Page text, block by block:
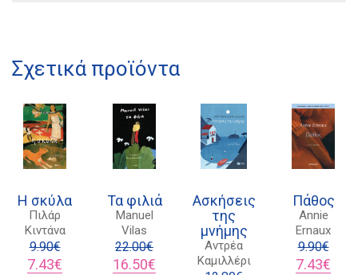
Σχετικά προϊόντα
Η σκύλα
Πιλάρ
Κιντάνα
9.90€
Original
7.43€
Τα φιλιά
Manuel
Vilas
22.00€
Original
16.50€
Ασκήσεις
της
μνήμης
Αντρέα
Καμιλλέρι
Πάθος
Annie
Ernaux
9.90€
Original
7.43€
kombrai.bs@gmail.com
Πολιτική προστασίας δεδομένων
Πολιτική επιστροφών
Όροι χρήσης
Αποστολές